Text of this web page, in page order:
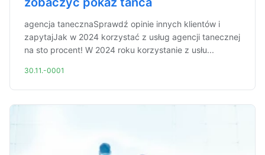
agencja tanecznaSprawdź opinie innych klientów i
zapytajJak w 2024 korzystać z usług agencji tanecznej
na sto procent! W 2024 roku korzystanie z usłu...
30.11.-0001